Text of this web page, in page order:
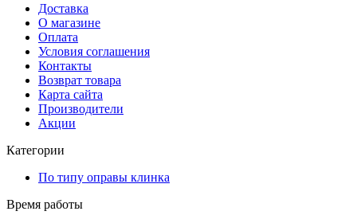
Доставка
О магазине
Оплата
Условия соглашения
Контакты
Возврат товара
Карта сайта
Производители
Акции
Категории
По типу оправы клинка
Время работы